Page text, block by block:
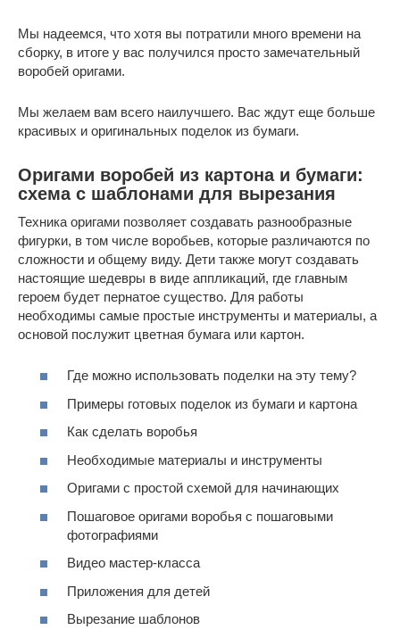
Мы надеемся, что хотя вы потратили много времени на
сборку, в итоге у вас получился просто замечательный
воробей оригами.
Мы желаем вам всего наилучшего. Вас ждут еще больше
красивых и оригинальных поделок из бумаги.
Оригами воробей из картона и бумаги:
схема с шаблонами для вырезания
Техника оригами позволяет создавать разнообразные
фигурки, в том числе воробьев, которые различаются по
сложности и общему виду. Дети также могут создавать
настоящие шедевры в виде аппликаций, где главным
героем будет пернатое существо. Для работы
необходимы самые простые инструменты и материалы, а
основой послужит цветная бумага или картон.
Где можно использовать поделки на эту тему?
Примеры готовых поделок из бумаги и картона
Как сделать воробья
Необходимые материалы и инструменты
Оригами с простой схемой для начинающих
Пошаговое оригами воробья с пошаговыми
фотографиями
Видео мастер-класса
Приложения для детей
Вырезание шаблонов